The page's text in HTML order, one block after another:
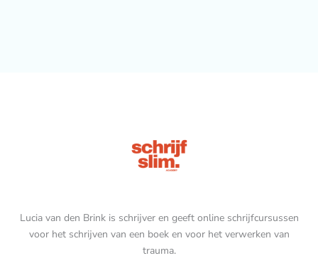
Lucia van den Brink is schrijver en geeft online schrijfcursussen
voor het schrijven van een boek en voor het verwerken van
trauma.